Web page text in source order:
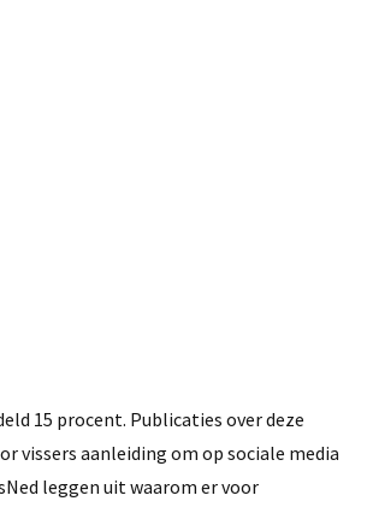
15 procent. Publicaties over deze
vissers aanleiding om op sociale media
leggen uit waarom er voor